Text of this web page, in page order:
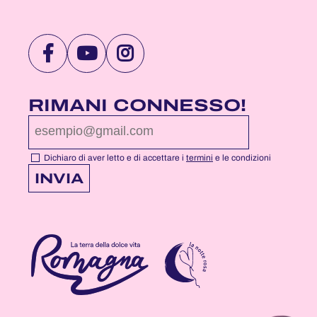
VISITA
PAGINA
FACEBOOK
DI
NOTTEROSA
VISITA
PAGINA
YOUTUBE
DI
NOTTEROSA
VISITA
PAGINA
INSTAGRAM
DI
NOTTEROSA
RIMANI CONNESSO!
Dichiaro di aver letto e di accettare i termini e le condizioni
INVIA